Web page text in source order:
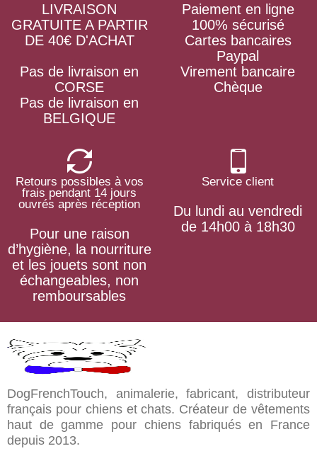
LIVRAISON
GRATUITE A PARTIR
DE 40€ D'ACHAT
Pas de livraison en
CORSE
Pas de livraison en
BELGIQUE
Paiement en ligne
100% sécurisé
Cartes bancaires
Paypal
Virement bancaire
Chèque
Retours possibles à vos
frais pendant 14 jours
ouvrés après réception
Pour une raison
d’hygiène, la nourriture
et les jouets sont non
échangeables, non
remboursables
Service client
Du lundi au vendredi
de 14h00 à 18h30
DogFrenchTouch, animalerie, fabricant, distributeur
français pour chiens et chats. Créateur de vêtements
haut de gamme pour chiens fabriqués en France
depuis 2013.